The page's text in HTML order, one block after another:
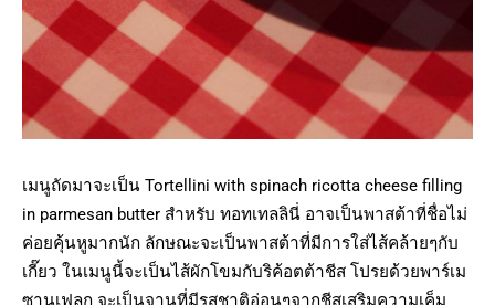
เมนูถัดมาจะเป็น Tortellini with spinach ricotta cheese filling
in parmesan butter สำหรับ ทอทเทลลินี่ อาจเป็นพาสต้าที่ชื่อไม่
ค่อยคุ้นหูมากนัก ลักษณะจะเป็นพาสต้าที่มีการใส่ไส้คล้ายๆกับ
เกี๊ยว ในเมนูนี้จะเป็นไส้ผักโขมกับริค้อตต้าชีส โปรยด้วยพาร์เม
ซานเฟลก จะเป็นจานที่มีรสชาติอ่อนๆจากชีสเสริมความเค็ม